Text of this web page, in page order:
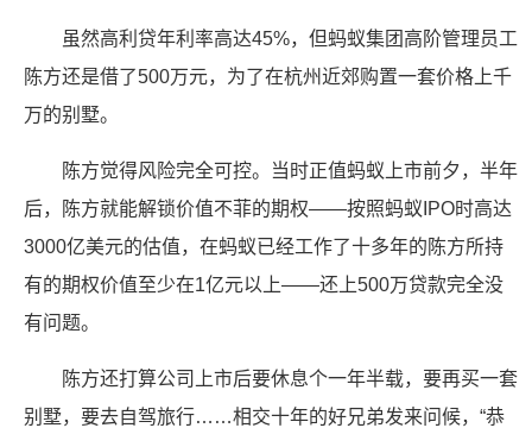
虽然高利贷年利率高达45%，但蚂蚁集团高阶管理员工
陈方还是借了500万元，为了在杭州近郊购置一套价格上千
万的别墅。
陈方觉得风险完全可控。当时正值蚂蚁上市前夕，半年
后，陈方就能解锁价值不菲的期权——按照蚂蚁IPO时高达
3000亿美元的估值，在蚂蚁已经工作了十多年的陈方所持
有的期权价值至少在1亿元以上——还上500万贷款完全没
有问题。
陈方还打算公司上市后要休息个一年半载，要再买一套
别墅，要去自驾旅行……相交十年的好兄弟发来问候，“恭